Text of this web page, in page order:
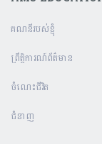
គណនី​របស់ខ្ញុំ
ព្រឹត្តិការណ៍ព័ត៌មាន
ចំណេះជីវិត
ជំនាញ